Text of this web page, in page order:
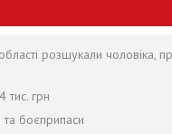
розшукали чоловіка,
тис. грн
боєприпаси